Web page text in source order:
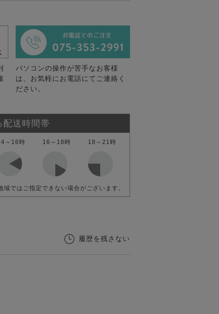
パソコンの操作が苦手なお客様
は、お気軽にお電話にてご連絡く
ださい。
配送時間帯
～16時 16～18時 18～21時
域ではご指定できない場合がございます。
履歴を残さない